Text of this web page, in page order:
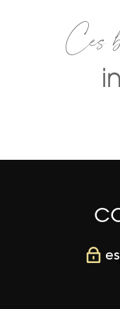
Ces